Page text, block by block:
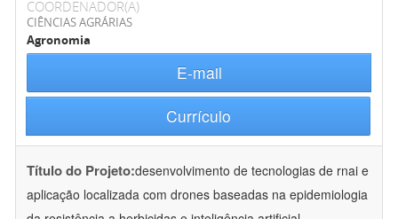
COORDENADOR(A)
CIÊNCIAS AGRÁRIAS
Agronomia
E-mail
Currículo
Título do Projeto:desenvolvimento de tecnologias de rnai e
aplicação localizada com drones baseadas na epidemiologia